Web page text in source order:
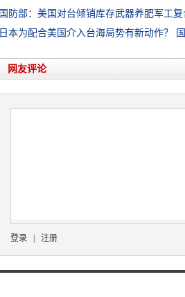
国防部：美国对台倾销库存武器养肥军工复
日本为配合美国介入台海局势有新动作？
网友评论
登录 注册